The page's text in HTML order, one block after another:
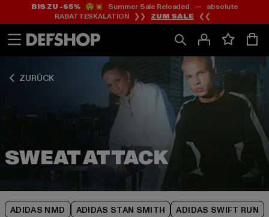
Zum
Inhalt
springen
Zum
Fußzeile
springen
BIS ZU -65%😲💥 Summer Sale Reloaded — absolute
RABATTESKALATION ❯❯ ZUM SALE ❮❮
ZURÜCK
ADIDAS NMD ADIDAS STAN SMITH ADIDAS SWIFT RUN
Zum
Produktraster
springen